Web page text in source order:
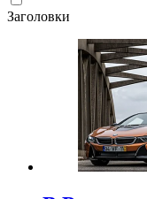
Заголовки